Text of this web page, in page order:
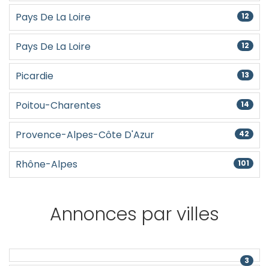
Pays De La Loire 12
Pays De La Loire 12
Picardie 13
Poitou-Charentes 14
Provence-Alpes-Côte D'Azur 42
Rhône-Alpes 101
Annonces par villes
3